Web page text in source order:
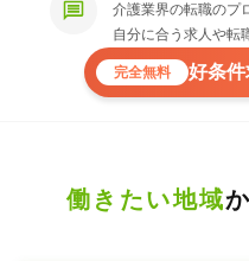
介護業界の転職のプ
自分に合う求人や転
完全無料 好条件
働きたい地域